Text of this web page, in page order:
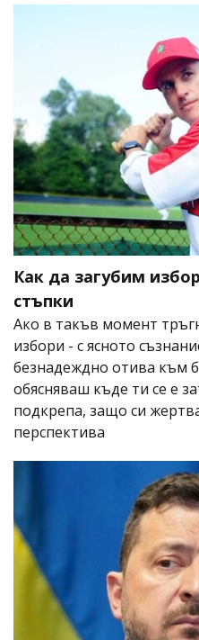
Как да загубим
стъпки
Ако в такъв момент
избори - с ясното
безнадеждно отива към
обясняваш къде ти се е
подкрепа, защо си
перспектива